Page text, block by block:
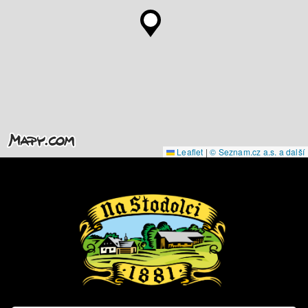
Leaflet | © Seznam.cz a.s. a další